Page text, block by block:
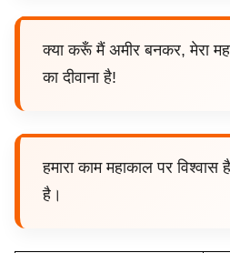
क्या करूँ मैं अमीर बनकर, मेरा
का दीवाना है!
हमारा काम महाकाल पर
है।